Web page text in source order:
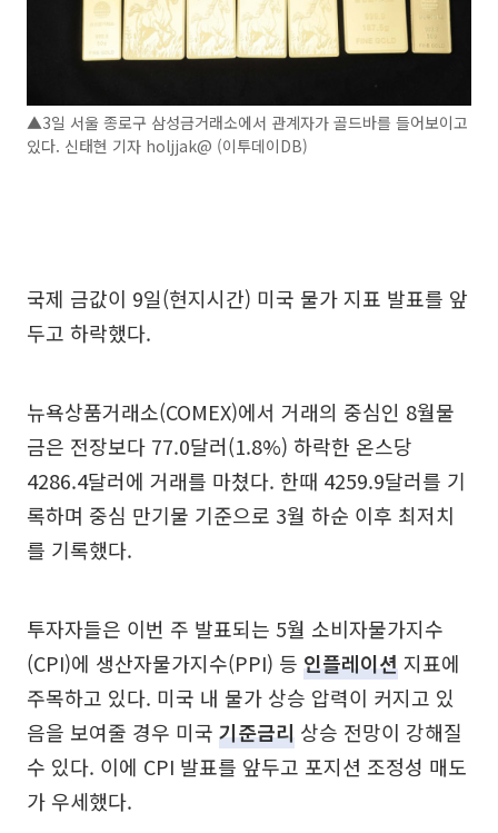
▲3일 서울 종로구 삼성금거래소에서 관계자가 골드바를 들어보이고
있다. 신태현 기자 holjjak@ (이투데이DB)
국제 금값이 9일(현지시간) 미국 물가 지표 발표를 앞
두고 하락했다.
뉴욕상품거래소(COMEX)에서 거래의 중심인 8월물
금은 전장보다 77.0달러(1.8%) 하락한 온스당
4286.4달러에 거래를 마쳤다. 한때 4259.9달러를 기
록하며 중심 만기물 기준으로 3월 하순 이후 최저치
를 기록했다.
투자자들은 이번 주 발표되는 5월 소비자물가지수
(CPI)에 생산자물가지수(PPI) 등 인플레이션지표에
주목하고 있다. 미국 내 물가 상승 압력이 커지고 있
음을 보여줄 경우 미국 기준금리 상승 전망이 강해질
수 있다. 이에 CPI 발표를 앞두고 포지션 조정성 매도
가 우세했다.